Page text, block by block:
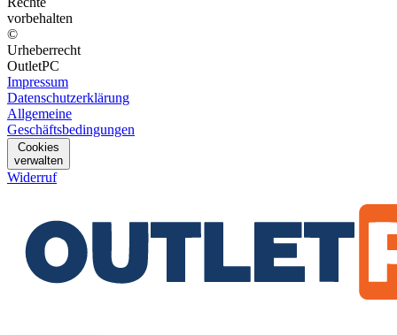
vorbehalten
©
Urheberrecht
OutletPC
Impressum
Datenschutzerklärung
Allgemeine
Geschäftsbedingungen
Cookies
verwalten
Widerruf